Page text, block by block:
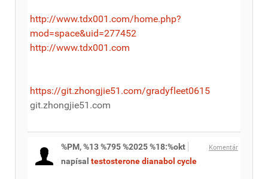
http://www.tdx001.com/home.php?
mod=space&uid=277452
http://www.tdx001.com
https://git.zhongjie51.com/gradyfleet0615
git.zhongjie51.com
Komentár
%PM, %13 %795 %2025 %18:%okt
napísal testosterone dianabol cycle